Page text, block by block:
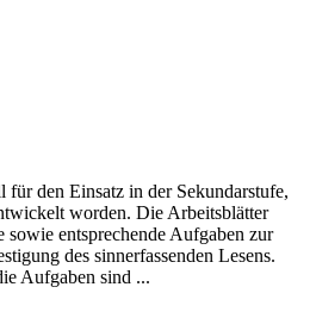
für den Einsatz in der Sekundarstufe,
worden. Die Arbeitsblätter
sowie entsprechende Aufgaben zur
des sinnerfassenden Lesens.
Aufgaben sind ...